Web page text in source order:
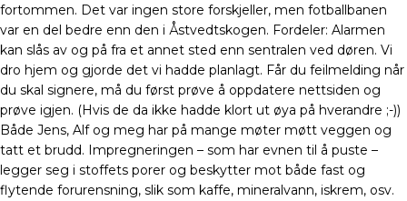
fortommen. Det var ingen store forskjeller, men fotballbanen
var en del bedre enn den i Åstvedtskogen. Fordeler: Alarmen
kan slås av og på fra et annet sted enn sentralen ved døren. Vi
dro hjem og gjorde det vi hadde planlagt. Får du feilmelding når
du skal signere, må du først prøve å oppdatere nettsiden og
prøve igjen. (Hvis de da ikke hadde klort ut øya på hverandre ;-))
Både Jens, Alf og meg har på mange møter møtt veggen og
tatt et brudd. Impregneringen – som har evnen til å puste –
legger seg i stoffets porer og beskytter mot både fast og
flytende forurensning, slik som kaffe, mineralvann, iskrem, osv.